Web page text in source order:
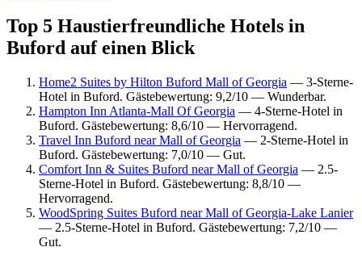
Top 5 Haustierfreundliche Hotels in
Buford auf einen Blick
Home2 Suites by Hilton Buford Mall of Georgia — 3-Sterne-
Hotel in Buford. Gästebewertung: 9,2/10 — Wunderbar.
Hampton Inn Atlanta-Mall Of Georgia — 4-Sterne-Hotel in
Buford. Gästebewertung: 8,6/10 — Hervorragend.
Travel Inn Buford near Mall of Georgia — 2-Sterne-Hotel in
Buford. Gästebewertung: 7,0/10 — Gut.
Comfort Inn & Suites Buford near Mall of Georgia — 2.5-
Sterne-Hotel in Buford. Gästebewertung: 8,8/10 —
Hervorragend.
WoodSpring Suites Buford near Mall of Georgia-Lake Lanier
— 2.5-Sterne-Hotel in Buford. Gästebewertung: 7,2/10 —
Gut.